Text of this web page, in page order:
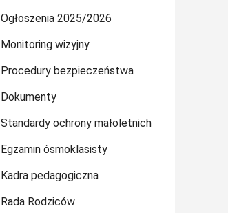
Ogłoszenia 2025/2026
Monitoring wizyjny
Procedury bezpieczeństwa
Dokumenty
Standardy ochrony małoletnich
Egzamin ósmoklasisty
Kadra pedagogiczna
Rada Rodziców